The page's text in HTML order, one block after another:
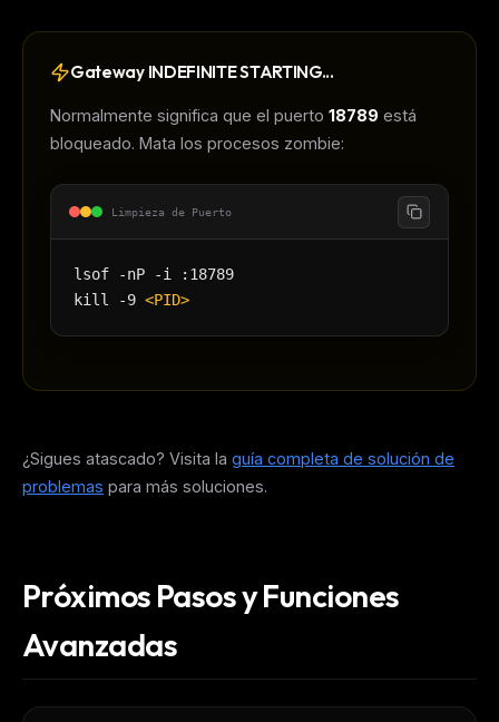
Gateway INDEFINITE STARTING...
Normalmente significa que el puerto 18789 está
bloqueado. Mata los procesos zombie:
Limpieza de Puerto
lsof -nP -i :18789
kill -9 <PID>
¿Sigues atascado? Visita la guía completa de solución de
problemas para más soluciones.
Próximos Pasos y Funciones
Avanzadas